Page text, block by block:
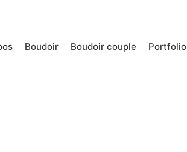
Boudoir Boudoir couple Portfolio